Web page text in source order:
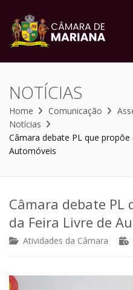
NOTÍCIAS
Home Comunicação
Notícias
Câmara debate PL que
Automóveis
Câmara debate PL
da Feira Livre de
Atividades da Câmara